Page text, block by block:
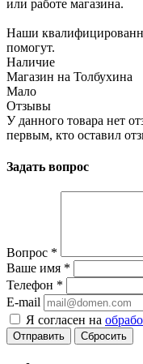
или работе магазина.
Наши
помогут.
Наличие
Магазин на Толбухина
Мало
Отзывы
У данного товара нет
первым, кто оставил
Задать вопрос
Вопрос *
Ваше имя *
Телефон *
E-mail
Я согласен на
Сбросить